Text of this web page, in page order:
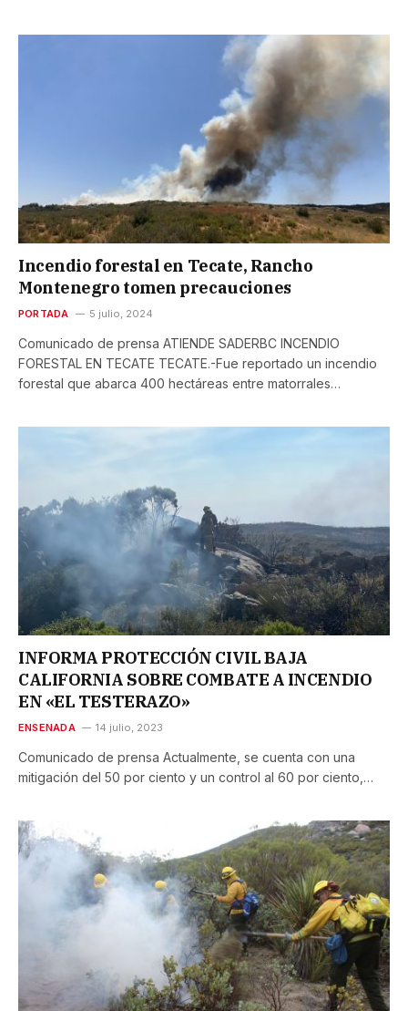
Incendio forestal en Tecate, Rancho
Montenegro tomen precauciones
PORTADA 5 julio, 2024
Comunicado de prensa ATIENDE SADERBC INCENDIO
FORESTAL EN TECATE TECATE.-Fue reportado un incendio
forestal que abarca 400 hectáreas entre matorrales…
INFORMA PROTECCIÓN CIVIL BAJA
CALIFORNIA SOBRE COMBATE A INCENDIO
EN «EL TESTERAZO»
ENSENADA 14 julio, 2023
Comunicado de prensa Actualmente, se cuenta con una
mitigación del 50 por ciento y un control al 60 por ciento,…